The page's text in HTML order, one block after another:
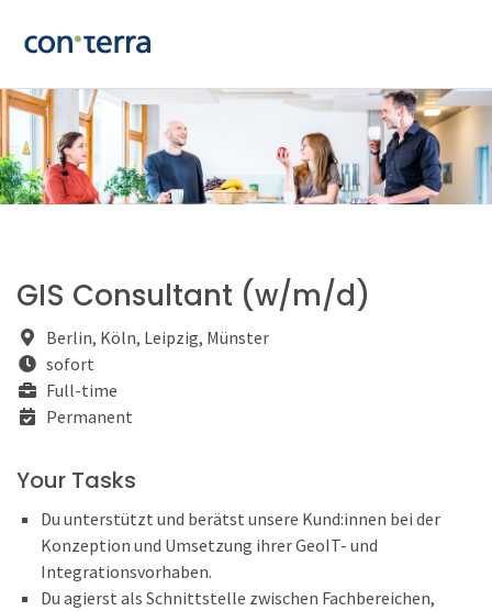
GIS Consultant (w/m/d)
Berlin, Köln, Leipzig, Münster
sofort
Full-time
Permanent
Your Tasks
Du unterstützt und berätst unsere Kund:innen bei der
Konzeption und Umsetzung ihrer GeoIT- und
Integrationsvorhaben.
Du agierst als Schnittstelle zwischen Fachbereichen,